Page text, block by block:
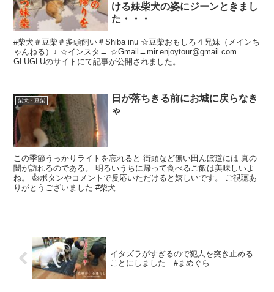
ける妹柴犬の姿にジーンときまし
た・・・
#柴犬＃豆柴＃多頭飼い＃Shiba inu ☆豆柴おもしろ４兄妹（メインち
ゃんねる）↓ ☆インスタ→ ☆Gmail→mir.enjoytour@gmail.com
GLUGLUのサイトにて記事が公開されました。
柴犬・豆柴
日が落ちきる前にお城に戻らなき
ゃ
この季節うっかりライトを忘れると 街頭など無い田んぼ道には 真の
闇が訪れるのである。 明るいうちに帰って食べるご飯は美味しいよ
ね。 👍ボタンやコメントで反応いただけると嬉しいです。 ご視聴あ
りがとうございました #柴犬...
イタズラがすぎるので犯人を突き止める
ことにしました #まめぐら